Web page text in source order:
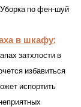
по фен-шуй
в шкафу:
затхлости в
избавиться
испортить